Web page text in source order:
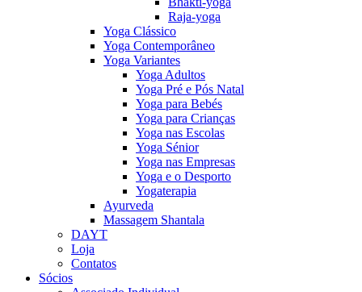
Raja-yoga
Yoga Clássico
Yoga Contemporâneo
Yoga Variantes
Yoga Adultos
Yoga Pré e Pós Natal
Yoga para Bebés
Yoga para Crianças
Yoga nas Escolas
Yoga Sénior
Yoga nas Empresas
Yoga e o Desporto
Yogaterapia
Ayurveda
Massagem Shantala
DAYT
Loja
Contatos
Sócios